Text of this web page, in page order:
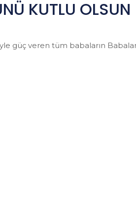
KUTLU OLSUN
güç veren tüm babaların